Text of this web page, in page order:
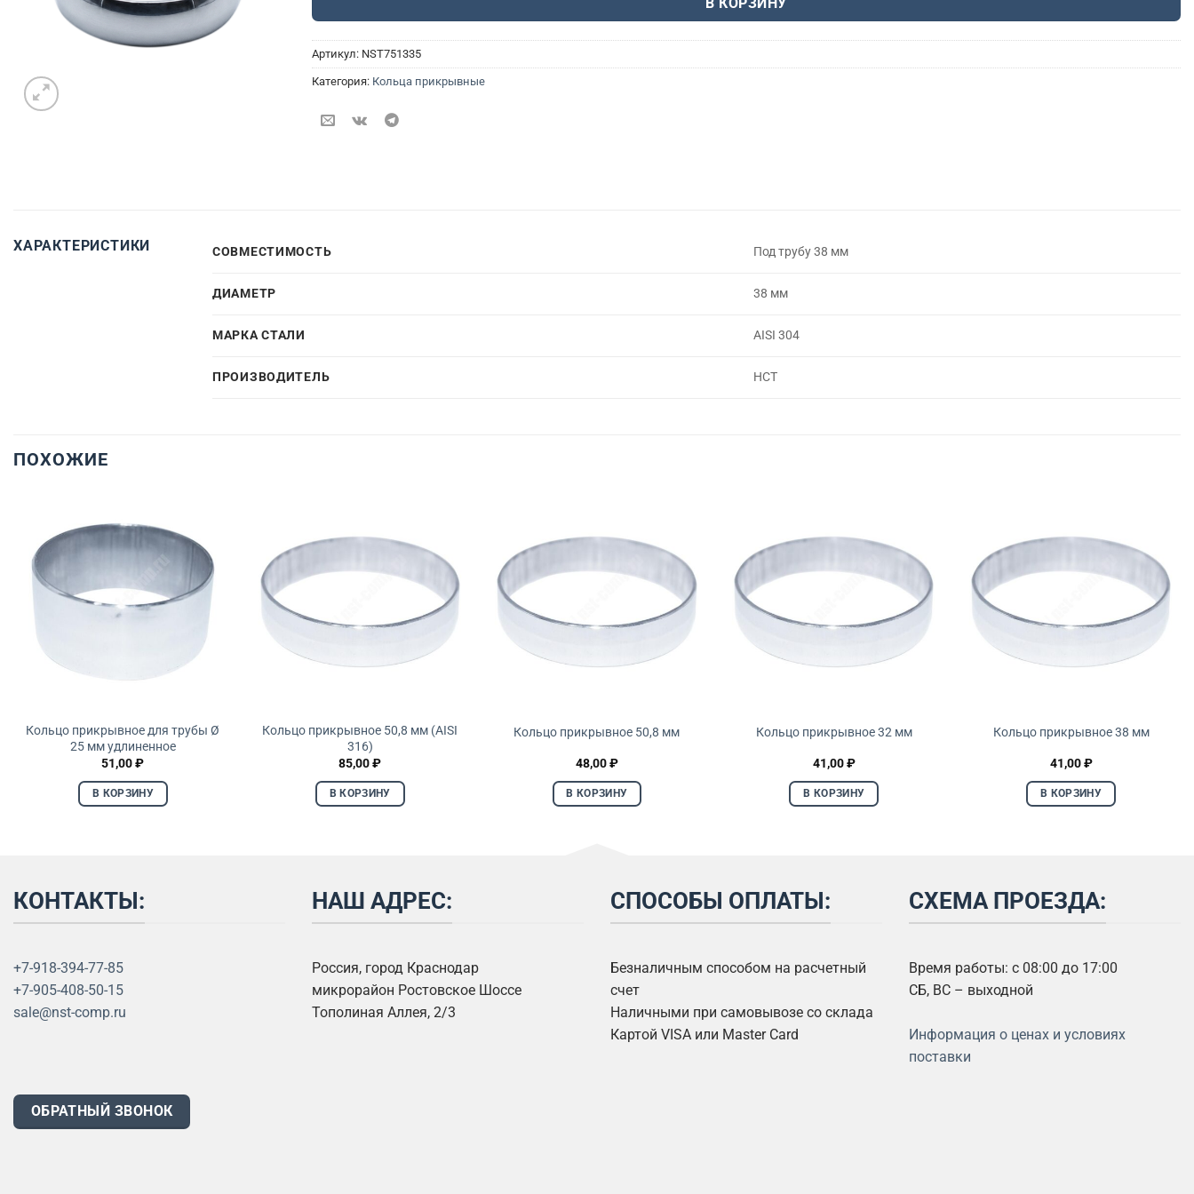
В КОРЗИНУ
Артикул: NST751335
Категория: Кольца прикрывные
ХАРАКТЕРИСТИКИ СОВМЕСТИМОСТЬ Под трубу 38 мм
ДИАМЕТР 38 мм
МАРКА СТАЛИ AISI 304
ПРОИЗВОДИТЕЛЬ НСТ
ПОХОЖИЕ
Кольцо прикрывное для трубы Ø
25 мм удлиненное
51,00₽
В КОРЗИНУ
Кольцо прикрывное 50,8 мм (AISI
316)
85,00₽
В КОРЗИНУ
Кольцо прикрывное 50,8 мм
48,00₽
В КОРЗИНУ
Кольцо прикрывное 32 мм
41,00₽
В КОРЗИНУ
Кольцо прикрывное 38 мм
41,00₽
В КОРЗИНУ
КОНТАКТЫ:
+7-918-394-77-85
+7-905-408-50-15
sale@nst-comp.ru
НАШ АДРЕС:
Россия, город Краснодар
микрорайон Ростовское Шоссе
Тополиная Аллея, 2/3
СПОСОБЫ ОПЛАТЫ:
Безналичным способом на расчетный
счет
Наличными при самовывозе со склада
Картой VISA или Master Card
СХЕМА ПРОЕЗДА:
Время работы: с 08:00 до 17:00
СБ, ВС – выходной
Информация о ценах и условиях
поставки
ОБРАТНЫЙ ЗВОНОК